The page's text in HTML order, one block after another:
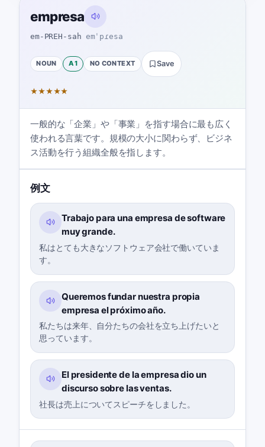
empresa
em-PREH-sah emˈpɾesa
NOUN A1 NO CONTEXT Save
★★★★★
一般的な「企業」や「事業」を指す場合に最も広く
使われる言葉です。規模の大小に関わらず、ビジネ
ス活動を行う組織全般を指します。
例文
Trabajo para una empresa de software
muy grande.
私はとても大きなソフトウェア会社で働いていま
す。
Queremos fundar nuestra propia
empresa el próximo año.
私たちは来年、自分たちの会社を立ち上げたいと
思っています。
El presidente de la empresa dio un
discurso sobre las ventas.
社長は売上についてスピーチをしました。